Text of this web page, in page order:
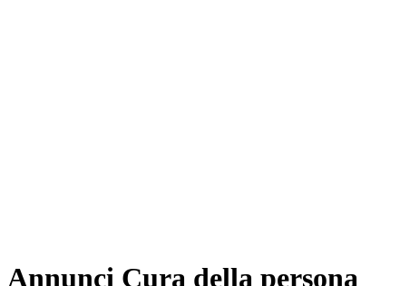
Annunci Cura della persona